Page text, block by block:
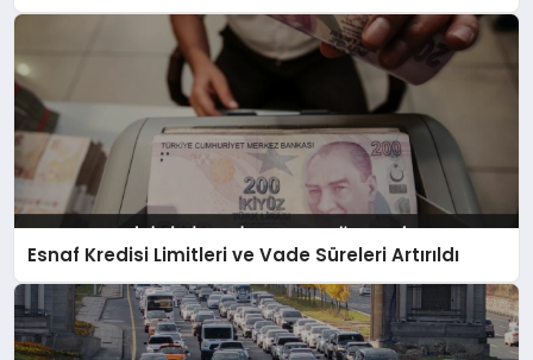
Esnaf Kredisi Limitleri ve Vade Süreleri Artırıldı